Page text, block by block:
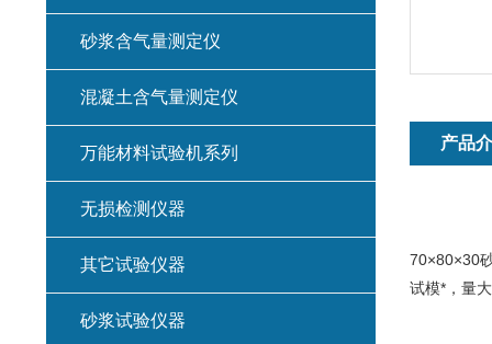
产品
70×80×30
试模*，量
砂浆含气量测定仪
混凝土含气量测定仪
万能材料试验机系列
无损检测仪器
其它试验仪器
砂浆试验仪器